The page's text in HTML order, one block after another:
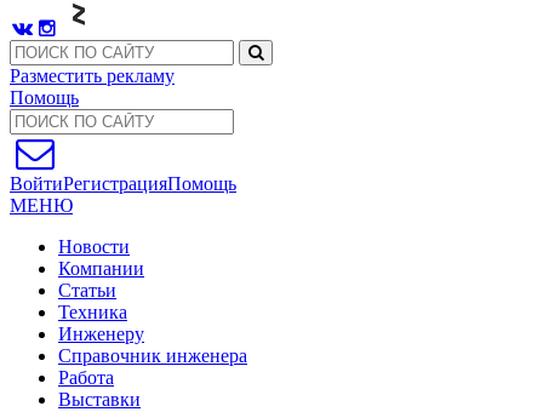
Разместить рекламу
Помощь
ВойтиРегистрацияПомощь
МЕНЮ
Новости
Компании
Статьи
Техника
Инженеру
Справочник инженера
Работа
Выставки